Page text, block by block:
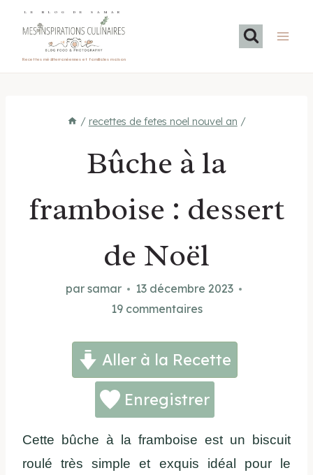
LE BLOG DE SAMAR
Recettes méditerranéennes et familiales maison
/ recettes de fetes noel nouvel an /
Bûche à la
framboise : dessert
de Noël
par samar
13 décembre 2023
19 commentaires
Aller à la Recette
Enregistrer
Cette bûche à la framboise est un biscuit
roulé très simple et exquis idéal pour le